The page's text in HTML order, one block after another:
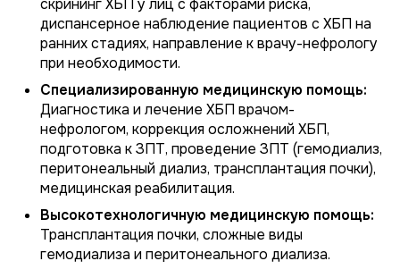
скрининг ХБП у лиц с факторами риска,
диспансерное наблюдение пациентов с ХБП на
ранних стадиях, направление к врачу-нефрологу
при необходимости.
Специализированную медицинскую помощь:
Диагностика и лечение ХБП врачом-
нефрологом, коррекция осложнений ХБП,
подготовка к ЗПТ, проведение ЗПТ (гемодиализ,
перитонеальный диализ, трансплантация почки),
медицинская реабилитация.
Высокотехнологичную медицинскую помощь:
Трансплантация почки, сложные виды
гемодиализа и перитонеального диализа.